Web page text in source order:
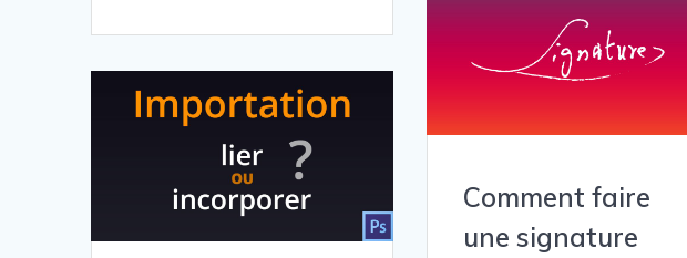
Comment faire
une signature